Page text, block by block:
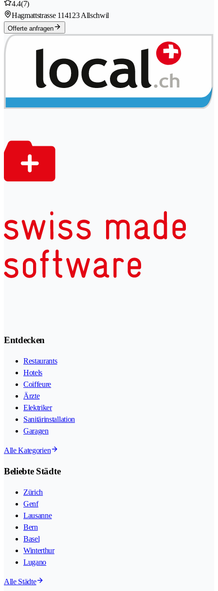
4.4(7)
Hagmattstrasse 114123 Allschwil
Offerte anfragen
Entdecken
Restaurants
Hotels
Coiffeure
Ärzte
Elektriker
Sanitärinstallation
Garagen
Alle Kategorien
Beliebte Städte
Zürich
Genf
Lausanne
Bern
Basel
Winterthur
Lugano
Alle Städte